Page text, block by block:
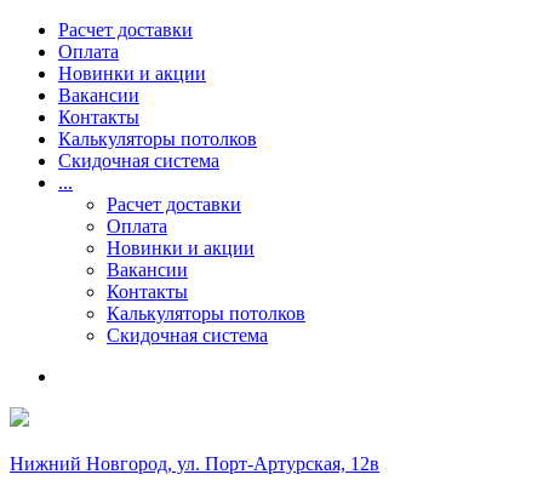
Расчет доставки
Оплата
Новинки и акции
Вакансии
Контакты
Калькуляторы потолков
Скидочная система
...
Расчет доставки
Оплата
Новинки и акции
Вакансии
Контакты
Калькуляторы потолков
Скидочная система
Нижний Новгород, ул. Порт-Артурская, 12в